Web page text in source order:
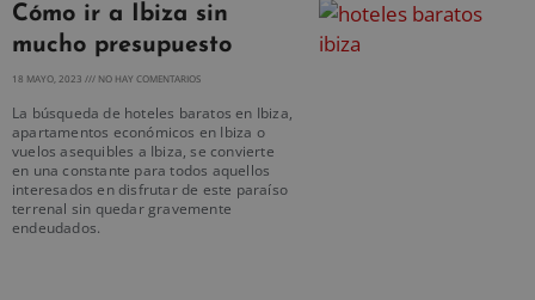
Cómo ir a Ibiza sin
mucho presupuesto
18 MAYO, 2023 NO HAY COMENTARIOS
La búsqueda de hoteles baratos en Ibiza,
apartamentos económicos en Ibiza o
vuelos asequibles a Ibiza, se convierte
en una constante para todos aquellos
interesados en disfrutar de este paraíso
terrenal sin quedar gravemente
endeudados.